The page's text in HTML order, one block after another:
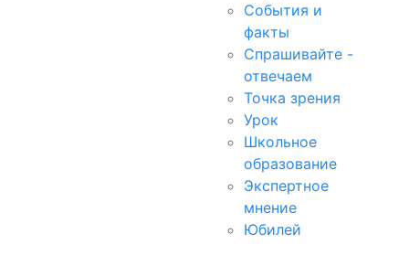
События и
факты
Спрашивайте -
отвечаем
Точка зрения
Урок
Школьное
образование
Экспертное
мнение
Юбилей